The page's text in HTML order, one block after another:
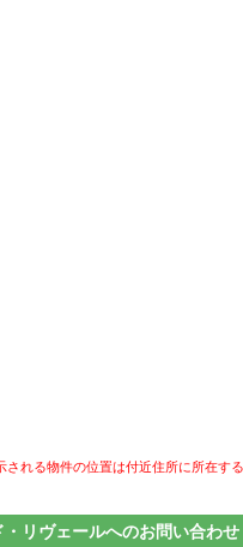
れる物件の位置は付近住所に所在す
・リヴェールへのお問い合わせ